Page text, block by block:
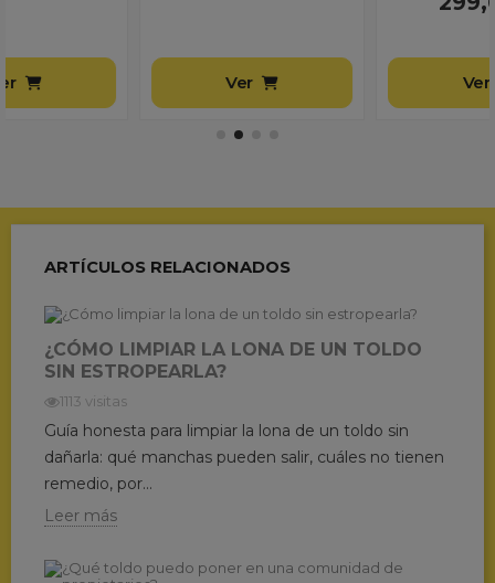
ARTÍCULOS RELACIONADOS
¿CÓMO LIMPIAR LA LONA DE UN TOLDO
SIN ESTROPEARLA?
1113 visitas
Guía honesta para limpiar la lona de un toldo sin
dañarla: qué manchas pueden salir, cuáles no tienen
remedio, por...
Leer más